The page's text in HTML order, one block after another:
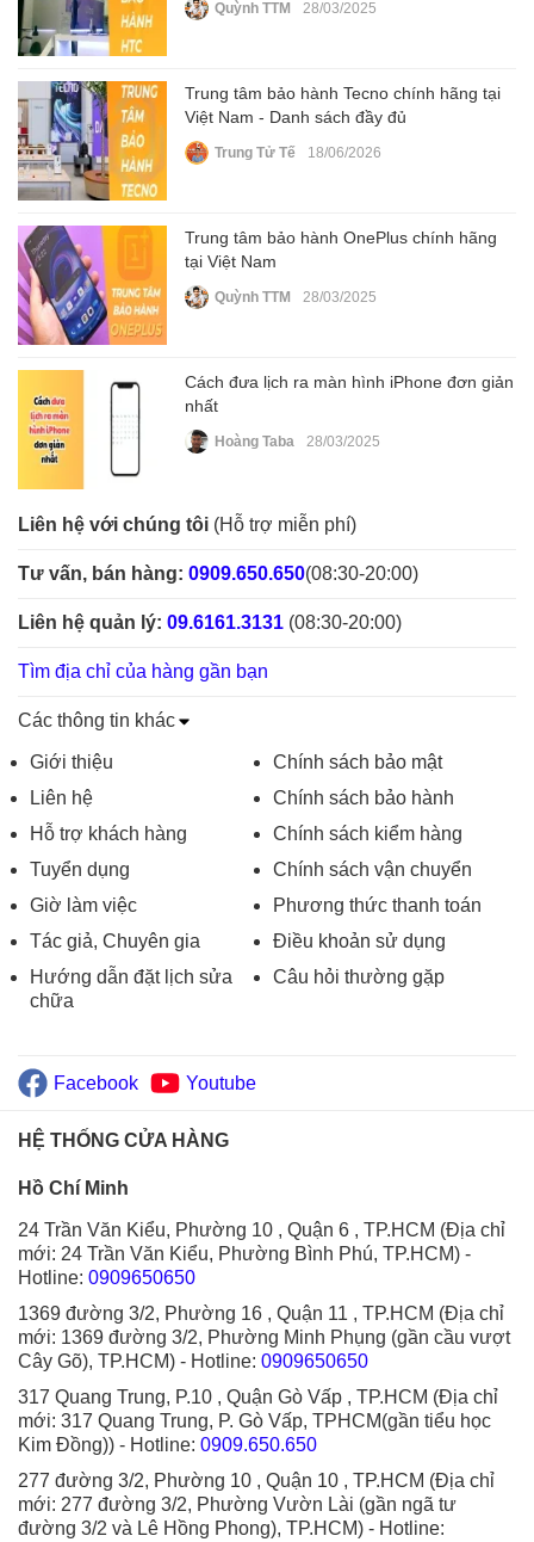
Quỳnh TTM 28/03/2025
Trung tâm bảo hành Tecno chính hãng tại
Việt Nam - Danh sách đầy đủ
Trung Tử Tế 18/06/2026
Trung tâm bảo hành OnePlus chính hãng
tại Việt Nam
Quỳnh TTM 28/03/2025
Cách đưa lịch ra màn hình iPhone đơn giản
nhất
Hoàng Taba 28/03/2025
Liên hệ với chúng tôi (Hỗ trợ miễn phí)
Tư vấn, bán hàng: 0909.650.650(08:30-20:00)
Liên hệ quản lý: 09.6161.3131 (08:30-20:00)
Tìm địa chỉ của hàng gần bạn
Các thông tin khác
Giới thiệu
Liên hệ
Hỗ trợ khách hàng
Tuyển dụng
Giờ làm việc
Tác giả, Chuyên gia
Hướng dẫn đặt lịch sửa
chữa
Chính sách bảo mật
Chính sách bảo hành
Chính sách kiểm hàng
Chính sách vận chuyển
Phương thức thanh toán
Điều khoản sử dụng
Câu hỏi thường gặp
Facebook Youtube
HỆ THỐNG CỬA HÀNG
Hồ Chí Minh
24 Trần Văn Kiểu, Phường 10 , Quận 6 , TP.HCM (Địa chỉ
mới: 24 Trần Văn Kiểu, Phường Bình Phú, TP.HCM) -
Hotline: 0909650650
1369 đường 3/2, Phường 16 , Quận 11 , TP.HCM (Địa chỉ
mới: 1369 đường 3/2, Phường Minh Phụng (gần cầu vượt
Cây Gõ), TP.HCM) - Hotline: 0909650650
317 Quang Trung, P.10 , Quận Gò Vấp , TP.HCM (Địa chỉ
mới: 317 Quang Trung, P. Gò Vấp, TPHCM(gần tiểu học
Kim Đồng)) - Hotline: 0909.650.650
277 đường 3/2, Phường 10 , Quận 10 , TP.HCM (Địa chỉ
mới: 277 đường 3/2, Phường Vườn Lài (gần ngã tư
đường 3/2 và Lê Hồng Phong), TP.HCM) - Hotline: